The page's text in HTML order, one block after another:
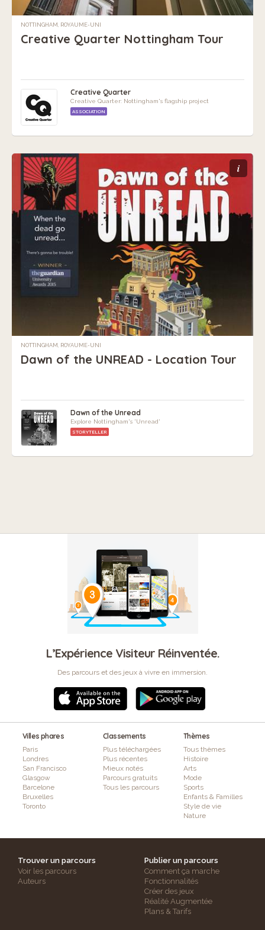
NOTTINGHAM, ROYAUME-UNI
Creative Quarter Nottingham Tour
Creative Quarter
Creative Quarter: Nottingham's flagship project
ASSOCIATION
i
NOTTINGHAM, ROYAUME-UNI
Dawn of the UNREAD - Location Tour
Dawn of the Unread
Explore Nottingham's 'Unread'
STORYTELLER
L’Expérience Visiteur Réinventée.
Des parcours et des jeux à vivre en immersion.
Villes phares
Paris
Londres
San Francisco
Glasgow
Barcelone
Bruxelles
Toronto
Classements
Plus téléchargées
Plus récentes
Mieux notés
Parcours gratuits
Tous les parcours
Thèmes
Tous thèmes
Histoire
Arts
Mode
Sports
Enfants & Familles
Style de vie
Nature
Trouver un parcours
Voir les parcours
Auteurs
Publier un parcours
Comment ça marche
Fonctionnalités
Créer des jeux
Réalité Augmentée
Plans & Tarifs